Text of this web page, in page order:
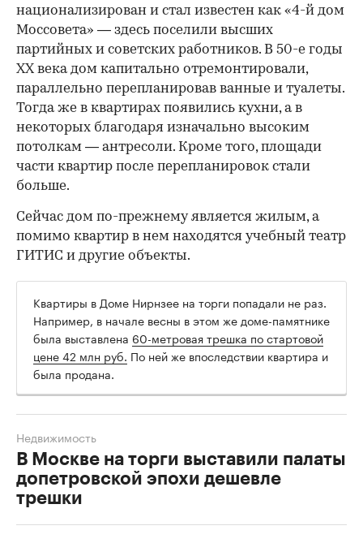
национализирован и стал известен как «4-й дом
Моссовета» — здесь поселили высших
партийных и советских работников. В 50-е годы
ХХ века дом капитально отремонтировали,
параллельно перепланировав ванные и туалеты.
Тогда же в квартирах появились кухни, а в
некоторых благодаря изначально высоким
потолкам — антресоли. Кроме того, площади
части квартир после перепланировок стали
больше.
Сейчас дом по-прежнему является жилым, а
помимо квартир в нем находятся учебный театр
ГИТИС и другие объекты.
Квартиры в Доме Нирнзее на торги попадали не раз.
Например, в начале весны в этом же доме-памятнике
была выставлена 60-метровая трешка по стартовой
цене 42 млн руб. По ней же впоследствии квартира и
была продана.
В Москве на торги выставили палаты
допетровской эпохи дешевле
трешки
Недвижимость